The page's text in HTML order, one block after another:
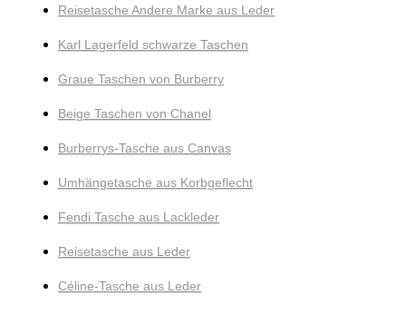
Reisetasche Andere Marke aus Leder
Karl Lagerfeld schwarze Taschen
Graue Taschen von Burberry
Beige Taschen von Chanel
Burberrys-Tasche aus Canvas
Umhängetasche aus Korbgeflecht
Fendi Tasche aus Lackleder
Reisetasche aus Leder
Céline-Tasche aus Leder